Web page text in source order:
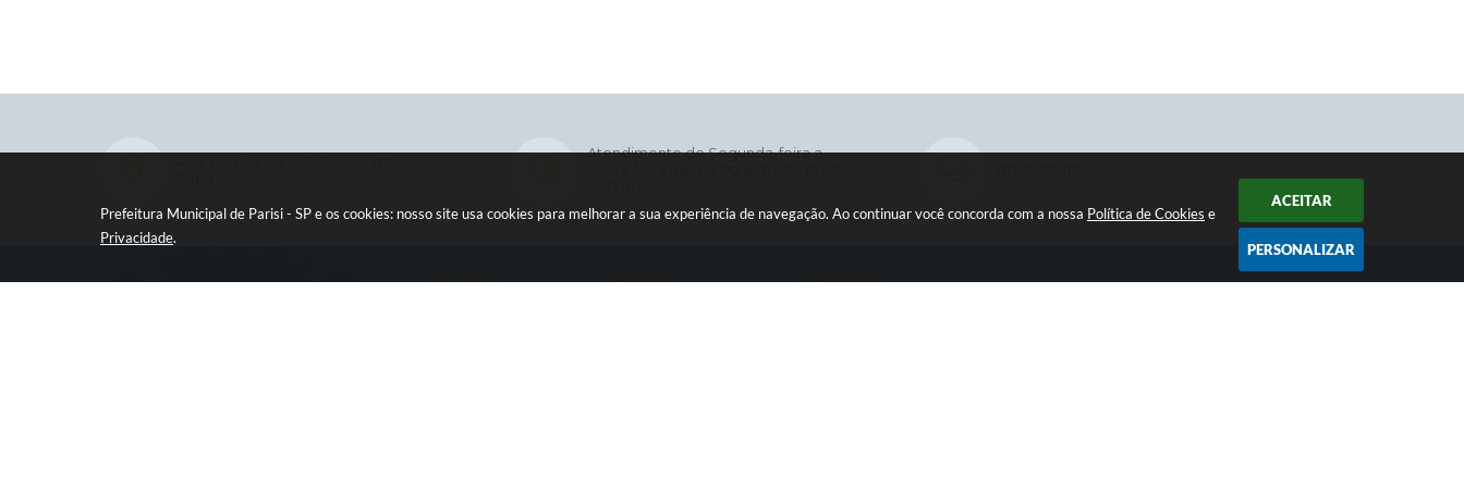
Prefeitura Municipal de Parisi - SP e os cookies: nosso site usa cookies para melhorar a sua experiência de navegação. Ao continuar você concorda com a nossa Política de Cookies e
Privacidade.
ACEITAR
PERSONALIZAR
Atendimento de Segunda-feira a
CIDADÃO EMPRESA SERVIDOR